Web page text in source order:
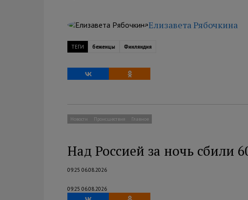
Елизавета Рябочкина
ТЕГИ беженцы Финляндия
Новости Происшествия Главное
Над Россией за ночь сбили
09:25 06.08.2026
09:25 06.08.2026